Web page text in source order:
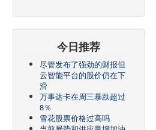
今日推荐
尽管发布了强劲的财报但
云智能平台的股价仍在下
滑
万事达卡在周三暴跌超过
8％
雪花股票价格过高吗